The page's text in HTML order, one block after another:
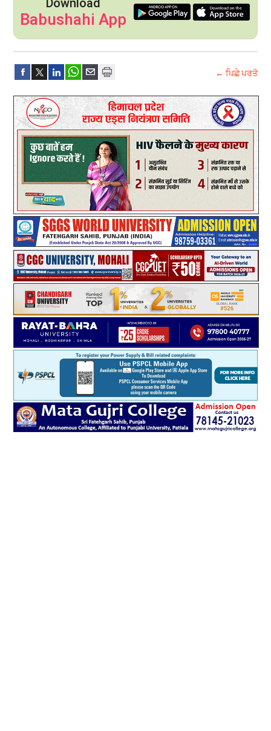
Babushahi App
← ਪਿਛੇ ਪਰਤੋ